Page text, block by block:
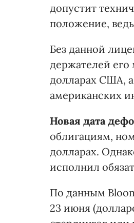
допустит
положение,
Без данной
держателей
долларах США,
американских
Новая дата
облигациям,
долларах.
исполнил
По данным
23 июня